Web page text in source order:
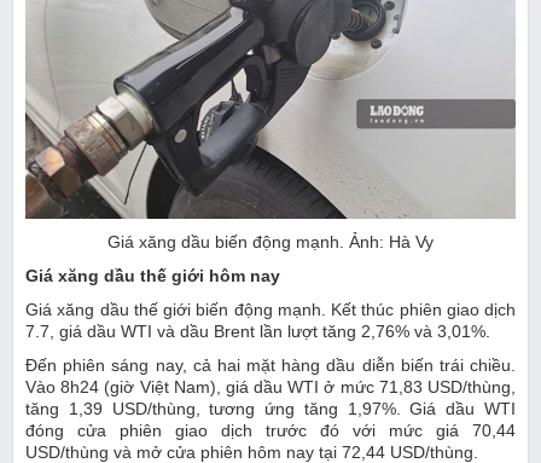
Giá xăng dầu biến động mạnh. Ảnh: Hà Vy
Giá xăng dầu thế giới hôm nay
Giá xăng dầu thế giới biến động mạnh. Kết thúc phiên giao dịch
7.7, giá dầu WTI và dầu Brent lần lượt tăng 2,76% và 3,01%.
Đến phiên sáng nay, cả hai mặt hàng dầu diễn biến trái chiều.
Vào 8h24 (giờ Việt Nam), giá dầu WTI ở mức 71,83 USD/thùng,
tăng 1,39 USD/thùng, tương ứng tăng 1,97%. Giá dầu WTI
đóng cửa phiên giao dịch trước đó với mức giá 70,44
USD/thùng và mở cửa phiên hôm nay tại 72,44 USD/thùng.